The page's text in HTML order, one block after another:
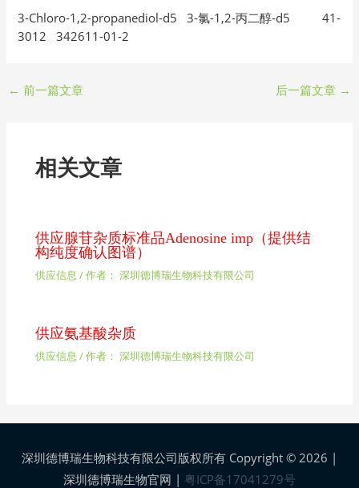
3-Chloro-1,2-propanediol-d5 3-氯-1,2-丙二醇-d5 41-
3012 342611-01-2
← 前一篇文章 后一篇文章 →
相关文章
供应腺苷杂质标准品Adenosine imp（提供结
构纯度确认图谱）
供应信息 / 作者： 深圳德博瑞生物科技有限公司
供应氨基酸杂质
供应信息 / 作者： 深圳德博瑞生物科技有限公司
深圳德博瑞生物科技有限公司版权所有 Copyright © 2026 |
深圳德博瑞生物官网 | 粤ICP备17041279号